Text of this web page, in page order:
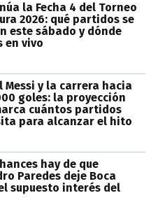
la Fecha 4 del Torneo
2026: qué partidos se
este sábado y dónde
en vivo
Messi y la carrera hacia
goles: la proyección
cuántos partidos
para alcanzar el hito
hay de que
Paredes deje Boca
supuesto interés del